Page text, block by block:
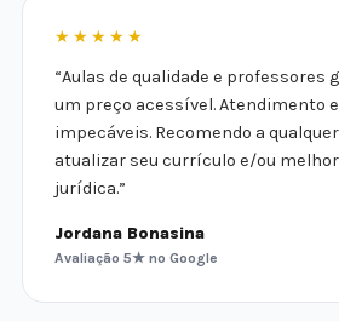
★★★★★
“Aulas de qualidade e professores
um preço acessível. Atendimento
impecáveis. Recomendo a
atualizar seu currículo e/ou
jurídica.”
Jordana Bonasina
Avaliação 5★ no Google